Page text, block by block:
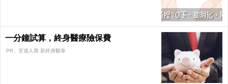
一分鐘試算，終身醫療險保費
PR．安達人壽 新終身醫靠